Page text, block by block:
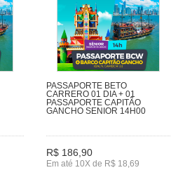
PASSAPORTE BETO
CARRERO 01 DIA + 01
PASSAPORTE CAPITÃO
GANCHO SENIOR 14H00
R$ 186,90
Em até 10X de R$ 18,69